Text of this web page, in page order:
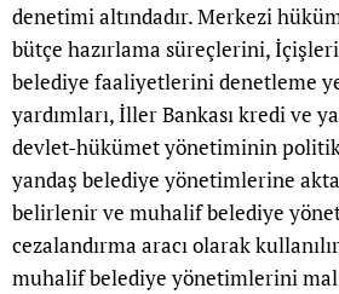
denetimi altındadır. Merkezi
bütçe hazırlama süreçlerini, İçişleri
belediye faaliyetlerini denetleme
yardımları, İller Bankası kredi ve
devlet-hükümet yönetiminin
yandaş belediye yönetimlerine
belirlenir ve muhalif belediye
cezalandırma aracı olarak
muhalif belediye yönetimlerini